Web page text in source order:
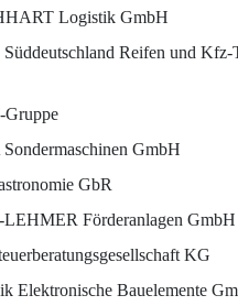
Logistik GmbH
Reifen und Kfz-
Gruppe
GmbH
GbR
Förderanlagen GmbH
KG
Elektronische Bauelemente